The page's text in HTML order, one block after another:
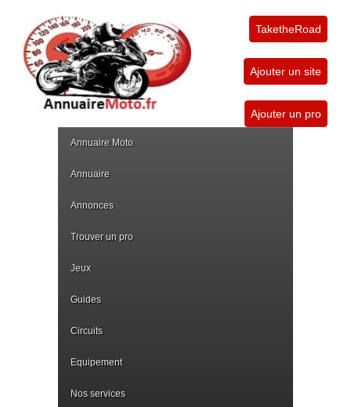
TaketheRoad
Ajouter un site
Ajouter un pro
Annuaire Moto
Annuaire
Annonces
Trouver un pro
Jeux
Guides
Circuits
Equipement
Nos services